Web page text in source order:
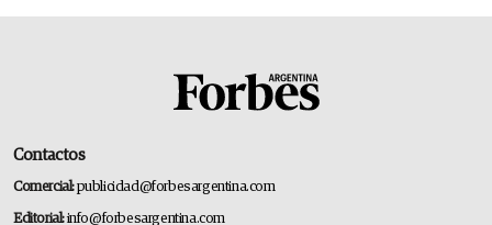
Contactos
Comercial:publicidad@forbesargentina.com
Editorial:info@forbesargentina.com